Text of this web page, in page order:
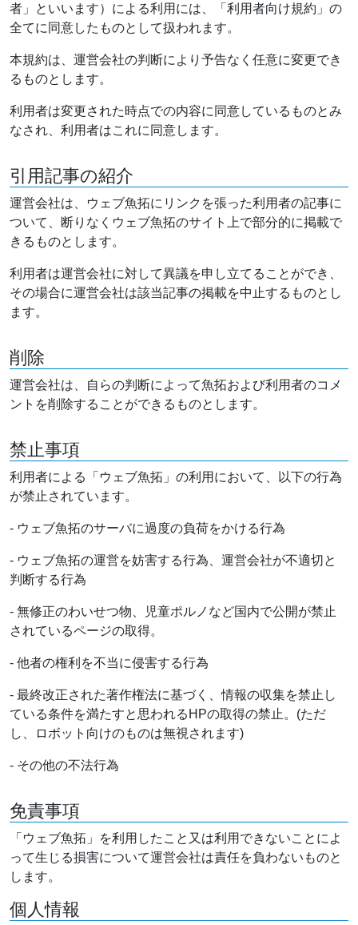
者」といいます）による利用には、「利用者向け規約」の
全てに同意したものとして扱われます。
本規約は、運営会社の判断により予告なく任意に変更でき
るものとします。
利用者は変更された時点での内容に同意しているものとみ
なされ、利用者はこれに同意します。
引用記事の紹介
運営会社は、ウェブ魚拓にリンクを張った利用者の記事に
ついて、断りなくウェブ魚拓のサイト上で部分的に掲載で
きるものとします。
利用者は運営会社に対して異議を申し立てることができ、
その場合に運営会社は該当記事の掲載を中止するものとし
ます。
削除
運営会社は、自らの判断によって魚拓および利用者のコメ
ントを削除することができるものとします。
禁止事項
利用者による「ウェブ魚拓」の利用において、以下の行為
が禁止されています。
- ウェブ魚拓のサーバに過度の負荷をかける行為
- ウェブ魚拓の運営を妨害する行為、運営会社が不適切と
判断する行為
- 無修正のわいせつ物、児童ポルノなど国内で公開が禁止
されているページの取得。
- 他者の権利を不当に侵害する行為
- 最終改正された著作権法に基づく、情報の収集を禁止し
ている条件を満たすと思われるHPの取得の禁止。(ただ
し、ロボット向けのものは無視されます)
- その他の不法行為
免責事項
「ウェブ魚拓」を利用したこと又は利用できないことによ
って生じる損害について運営会社は責任を負わないものと
します。
個人情報